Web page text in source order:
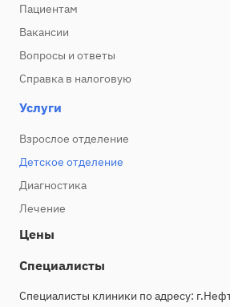
Пациентам
Вакансии
Вопросы и ответы
Справка в налоговую
Услуги
Взрослое отделение
Детское отделение
Диагностика
Лечение
Цены
Специалисты
Специалисты клиники по адресу: